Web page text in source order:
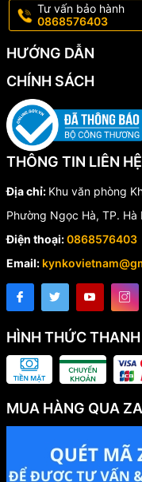
Tư vấn bảo hành
0868576403
HƯỚNG DẪN
CHÍNH SÁCH
THÔNG TIN LIÊN HỆ
Địa chỉ: Khu văn phòng
Phường Ngọc Hà, TP. Hà
Điện thoại:0868576403
Email:
HÌNH THỨC
MUA HÀNG QUA